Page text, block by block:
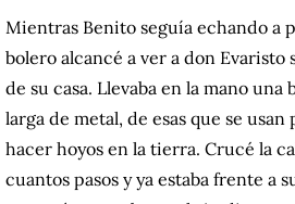
Mientras Benito seguía echando a
bolero alcancé a ver a don Evaristo
de su casa. Llevaba en la mano una
larga de metal, de esas que se usan
hacer hoyos en la tierra. Crucé la
cuantos pasos y ya estaba frente a